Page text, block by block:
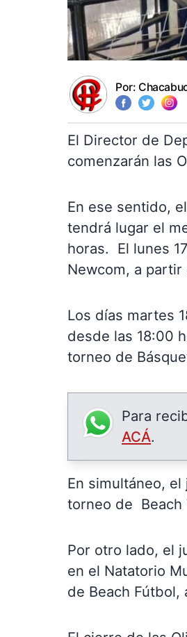
Por:
El Director de
comenzarán las
En ese sentido,
tendrá lugar el
horas. El lunes
Newcom, a
Los días martes
desde las 18:00
torneo de
Para
ACÁ.
En simultáneo,
torneo de Beach
Por otro lado, el
en el Natatorio
de Beach Fútbol,